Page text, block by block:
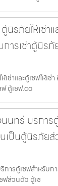
ภัยให้เช่าแล
รเช่าตู้นิรภั
ช่าและตู้เซฟให้เช่
ฟ ตู้เซฟ.co
นทรี บริการ
นเป็นตู้นิรภัย
ารตู้เซฟสำหรับก
ฟส่วนตัว ตู้เซ